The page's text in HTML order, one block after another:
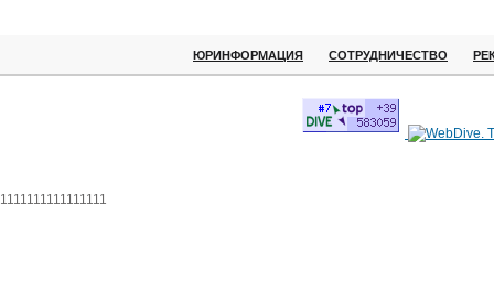
ЮРИНФОРМАЦИЯ СОТРУДНИЧЕСТВО
1111111111111111